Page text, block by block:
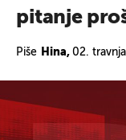
pitanje
Piše Hina, 02.